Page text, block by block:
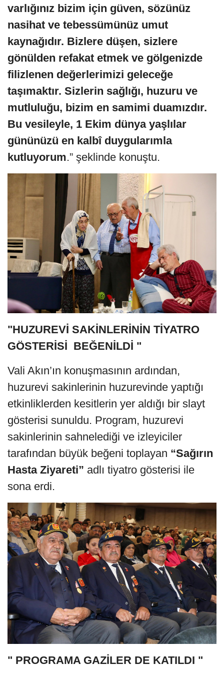
varlığınız bizim için güven, sözünüz
nasihat ve tebessümünüz umut
kaynağıdır. Bizlere düşen, sizlere
gönülden refakat etmek ve gölgenizde
filizlenen değerlerimizi geleceğe
taşımaktır. Sizlerin sağlığı, huzuru ve
mutluluğu, bizim en samimi duamızdır.
Bu vesileyle, 1 Ekim dünya yaşlılar
gününüzü en kalbî duygularımla
kutluyorum.” şeklinde konuştu.
"HUZUREVİ SAKİNLERİNİN TİYATRO
GÖSTERİSİ BEĞENİLDİ "
Vali Akın’ın konuşmasının ardından,
huzurevi sakinlerinin huzurevinde yaptığı
etkinliklerden kesitlerin yer aldığı bir slayt
gösterisi sunuldu. Program, huzurevi
sakinlerinin sahnelediği ve izleyiciler
tarafından büyük beğeni toplayan “Sağırın
Hasta Ziyareti” adlı tiyatro gösterisi ile
sona erdi.
" PROGRAMA GAZİLER DE KATILDI "